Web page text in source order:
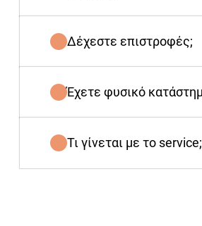
Δέχεστε επιστροφές;
Έχετε φυσικό
Τι γίνεται με το service;